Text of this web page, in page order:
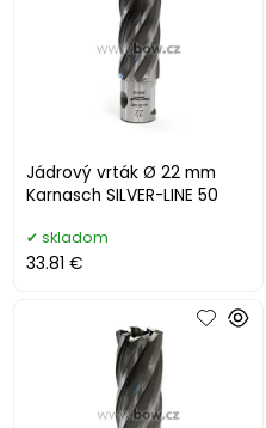
Jádrový vrták Ø 22 mm
Karnasch SILVER-LINE 50
skladom
33.81 €